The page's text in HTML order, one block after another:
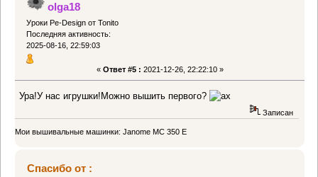
olga18
Уроки Pe-Design от Tonito
Последняя активность:
2025-08-16, 22:59:03
« Ответ #5 : 2021-12-26, 22:22:10 »
Ура!У нас игрушки!Можно вышить первого?
Записан
Мои вышивальные машинки: Janome MC 350 E
Спасибо от :